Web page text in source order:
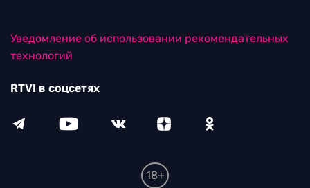
Уведомление об использовании рекомендательных
технологий
RTVI в соцсетях
18+